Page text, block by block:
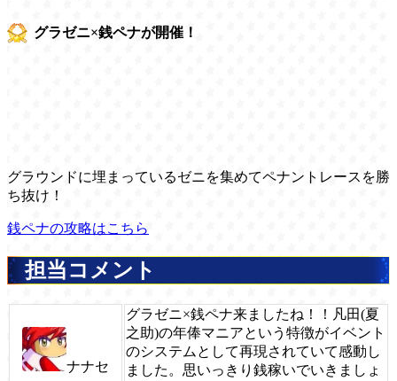
グラゼニ×銭ペナが開催！
グラウンドに埋まっているゼニを集めてペナントレースを勝
ち抜け！
銭ペナの攻略はこちら
担当コメント
ナナセ
グラゼニ×銭ペナ来ましたね！！凡田(夏
之助)の年俸マニアという特徴がイベント
のシステムとして再現されていて感動し
ました。思いっきり銭稼いでいきましょ